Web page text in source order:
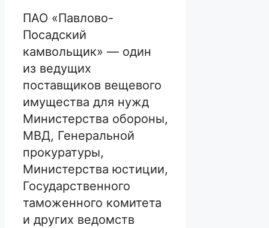
ПАО «Павлово-
Посадский
камвольщик» — один
из ведущих
поставщиков вещевого
имущества для нужд
Министерства обороны,
МВД, Генеральной
прокуратуры,
Министерства юстиции,
Государственного
таможенного комитета
и других ведомств